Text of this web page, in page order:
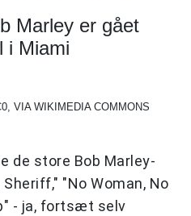
Marley er gået
i Miami
VIA WIKIMEDIA COMMONS
de store Bob Marley-
"No Woman, No
- ja, fortsæt selv